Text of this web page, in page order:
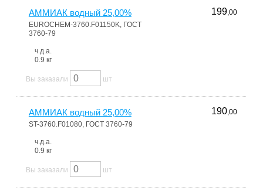
АММИАК водный 25,00%
EUROCHEM-3760.F01150K, ГОСТ
3760-79
ч.д.а.
0.9 кг
199,00
Вы заказали шт
АММИАК водный 25,00%
ST-3760.F01080, ГОСТ 3760-79
ч.д.а.
0.9 кг
190,00
Вы заказали шт